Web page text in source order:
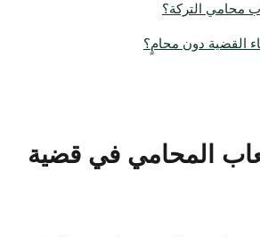
محامي التركة؟
القضية دون محامٍ؟
المحامي في قضية